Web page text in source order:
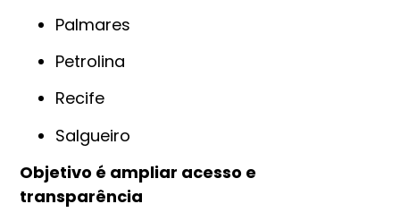
Palmares
Petrolina
Recife
Salgueiro
Objetivo é ampliar acesso e
transparência